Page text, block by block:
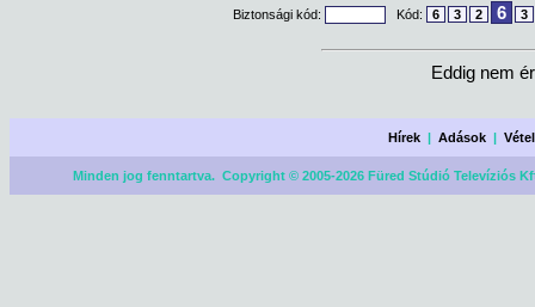
Biztonsági kód:
Kód: 6 3 2 6 3
Eddig nem
Hírek |Adások |
Minden jog fenntartva. Copyright © 2005-2026 Füred Stúdió Televíziós